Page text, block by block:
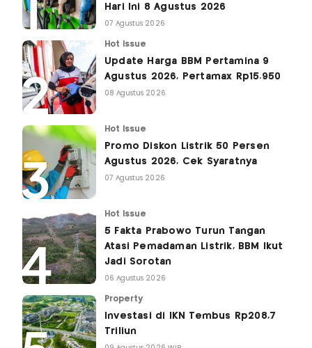
Hari Ini 8 Agustus 2026
07 Agustus 2026
Hot Issue
Update Harga BBM Pertamina 9
Agustus 2026, Pertamax Rp15.950
08 Agustus 2026
Hot Issue
Promo Diskon Listrik 50 Persen
Agustus 2026, Cek Syaratnya
07 Agustus 2026
Hot Issue
5 Fakta Prabowo Turun Tangan
Atasi Pemadaman Listrik, BBM Ikut
Jadi Sorotan
06 Agustus 2026
Property
Investasi di IKN Tembus Rp208,7
Triliun